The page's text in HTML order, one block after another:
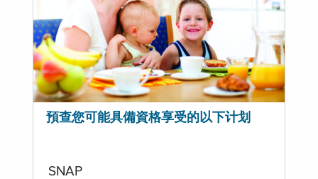
預查您可能具備資格享受的以下计划
SNAP